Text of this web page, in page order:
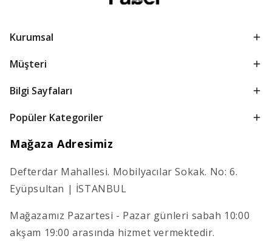
Kurumsal
Müşteri
Bilgi Sayfaları
Popüler Kategoriler
Mağaza Adresimiz
Defterdar Mahallesi. Mobilyacılar Sokak. No: 6.
Eyüpsultan | İSTANBUL
Mağazamız Pazartesi - Pazar günleri sabah 10:00
akşam 19:00 arasında hizmet vermektedir.